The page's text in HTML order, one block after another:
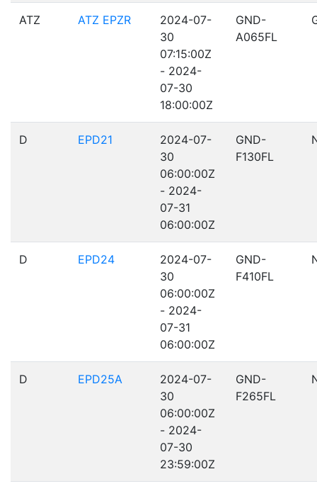
ATZ ATZ EPZR
2024-07-
30
07:15:00Z
- 2024-
07-30
18:00:00Z
GND-
A065FL
D EPD21
2024-07-
30
06:00:00Z
- 2024-
07-31
06:00:00Z
GND-
F130FL
D EPD24
2024-07-
30
06:00:00Z
- 2024-
07-31
06:00:00Z
GND-
F410FL
D EPD25A
2024-07-
30
06:00:00Z
- 2024-
07-30
23:59:00Z
GND-
F265FL